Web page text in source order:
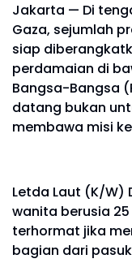
Jakarta — Di
Gaza, sejumlah
siap
perdamaian di
Bangsa-Bangsa
datang bukan
membawa misi
Letda Laut (K/W)
wanita berusia
terhormat jika
bagian dari